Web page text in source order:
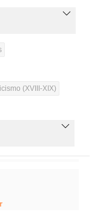
(XVIII-XIX)